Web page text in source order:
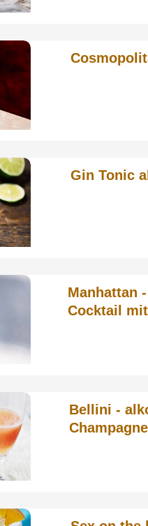
Gin Tonic
Manhattan
Cocktail
Bellini -